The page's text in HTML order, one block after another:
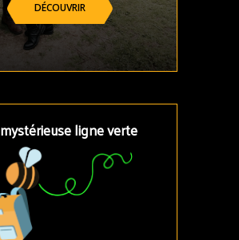
DÉCOUVRIR
ligne verte